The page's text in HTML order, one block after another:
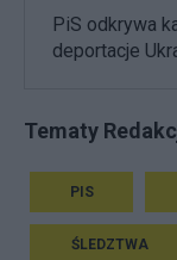
PiS odkrywa
deportacje
Tematy
PIS
ŚLEDZTWA